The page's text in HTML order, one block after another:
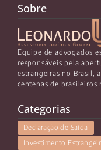
Sobre
Equipe de advogados
responsáveis pela
estrangeiras no Brasil,
centenas de brasileiros
Categorias
Declaração de Saída
Investimento